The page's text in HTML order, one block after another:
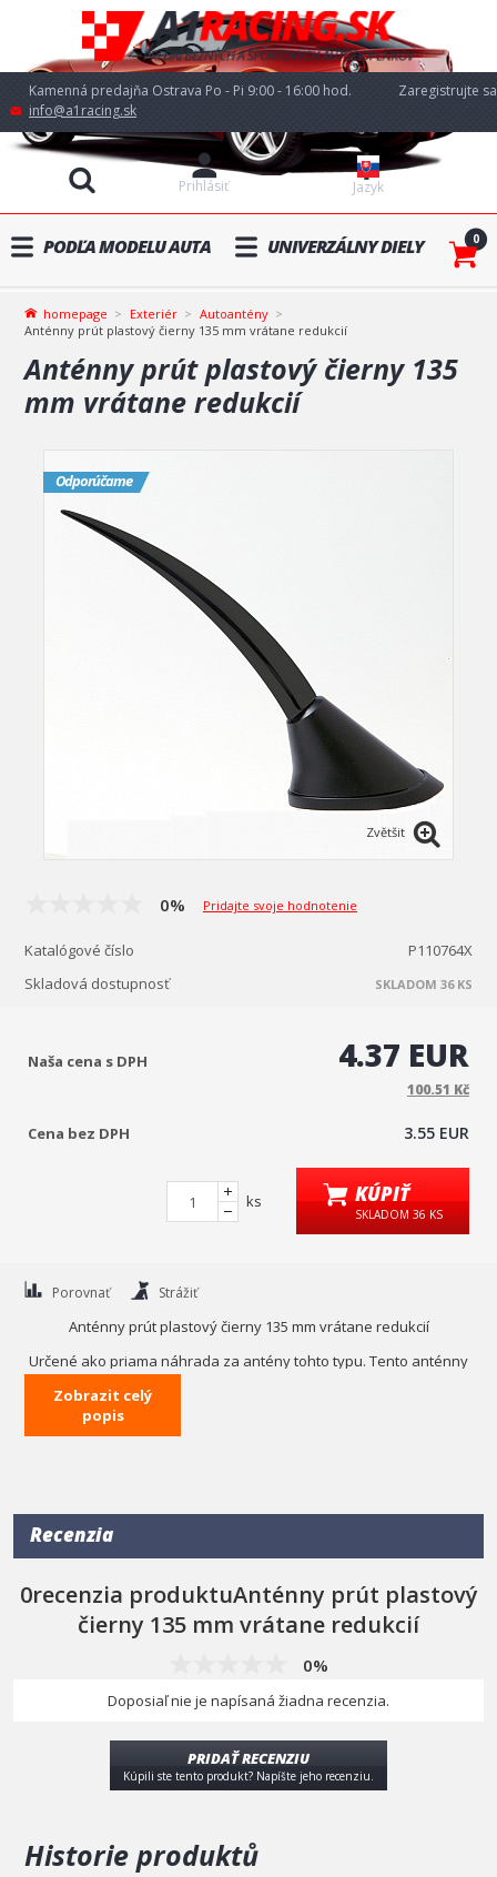
Kamenná predajňa Ostrava Po - Pi 9:00 - 16:00 hod.
info@a1racing.sk
Jazyk
Prihlásiť
Zaregistrujte sa
PODĽA MODELU AUTA UNIVERZÁLNY DIELY 0
homepage Exteriér
Autoantény
Anténny prút plastový čierny 135 mm vrátane redukcií
Anténny prút plastový čierny 135
mm vrátane redukcií
Odporúčame
Zvětšit
0% Pridajte svoje hodnotenie
Katalógové číslo
P110764X
Skladová dostupnosť
SKLADOM 36 KS
Naša cena s DPH 4.37 EUR
100.51 Kč
Cena bez DPH 3.55 EUR
ks KÚPIŤ
SKLADOM 36 KS
Porovnať Strážiť
Anténny prút plastový čierny 135 mm vrátane redukcií
Určené ako priama náhrada za antény tohto typu. Tento anténny
prút je možné vyskrutkovať. Súčasťou antény sú redukcie pre
závity 5,6,8 a 10 mm. Perfektne pasuje napríklad pre Škodu Feliciu
Zobrazit celý
popis
Recenzia
0recenzia produktuAnténny prút plastový
čierny 135 mm vrátane redukcií
0%
Doposiaľ nie je napísaná žiadna recenzia.
PRIDAŤ RECENZIU
Kúpili ste tento produkt? Napíšte jeho recenziu.
Historie produktů